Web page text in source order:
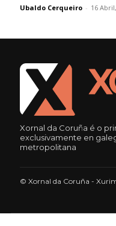
Ubaldo Cerqueiro - 16
Xornal da Coruña é o
exclusivamente en
metropolitana
© Xornal da Coruña -